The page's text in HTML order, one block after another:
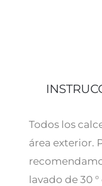
Todos los
área exterior.
lavado de 30